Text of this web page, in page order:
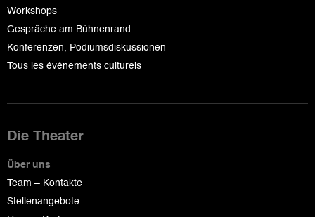
Workshops
Gespräche am Bühnenrand
Konferenzen, Podiumsdiskussionen
Tous les événements culturels
Die Theater
Über uns
Team – Kontakte
Stellenangebote